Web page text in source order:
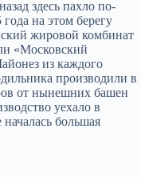
здесь пахло по-
на этом берегу
жировой комбинат
«Московский
из каждого
производили в
от нынешних башен
уехало в
большая